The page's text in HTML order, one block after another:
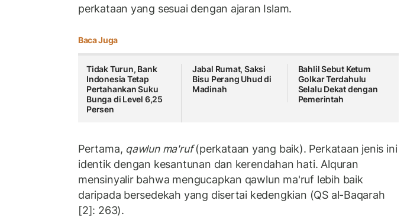
perkataan yang sesuai dengan ajaran Islam.
Baca Juga
Tidak Turun, Bank
Indonesia Tetap
Pertahankan Suku
Bunga di Level 6,25
Persen
Jabal Rumat, Saksi
Bisu Perang Uhud di
Madinah
Bahlil Sebut Ketum
Golkar Terdahulu
Selalu Dekat dengan
Pemerintah
Pertama, qawlun ma'ruf(perkataan yang baik). Perkataan jenis ini
identik dengan kesantunan dan kerendahan hati. Alquran
mensinyalir bahwa mengucapkan qawlun ma'ruf lebih baik
daripada bersedekah yang disertai kedengkian (QS al-Baqarah
[2]: 263).